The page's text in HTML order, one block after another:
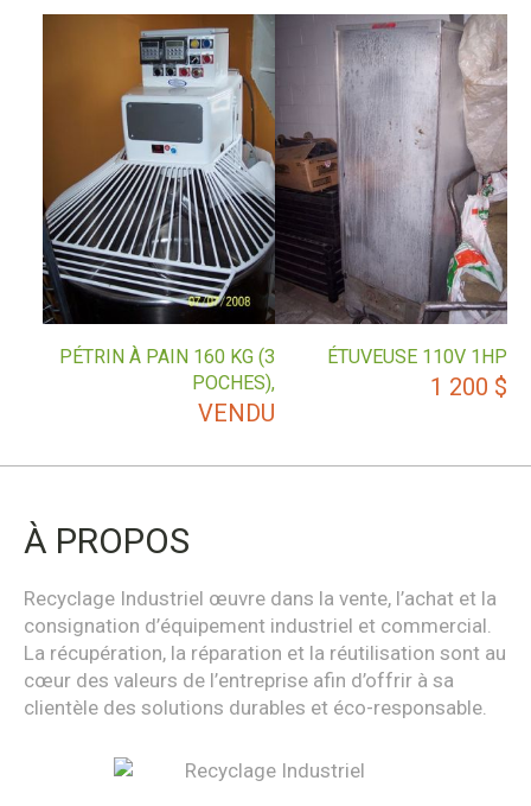
ÉTUVEUSE 110V 1HP
1 200 $
PÉTRIN À PAIN 160 KG (3
POCHES),
VENDU
À PROPOS
Recyclage Industriel œuvre dans la vente, l’achat et la
consignation d’équipement industriel et commercial.
La récupération, la réparation et la réutilisation sont au
cœur des valeurs de l’entreprise afin d’offrir à sa
clientèle des solutions durables et éco-responsable.